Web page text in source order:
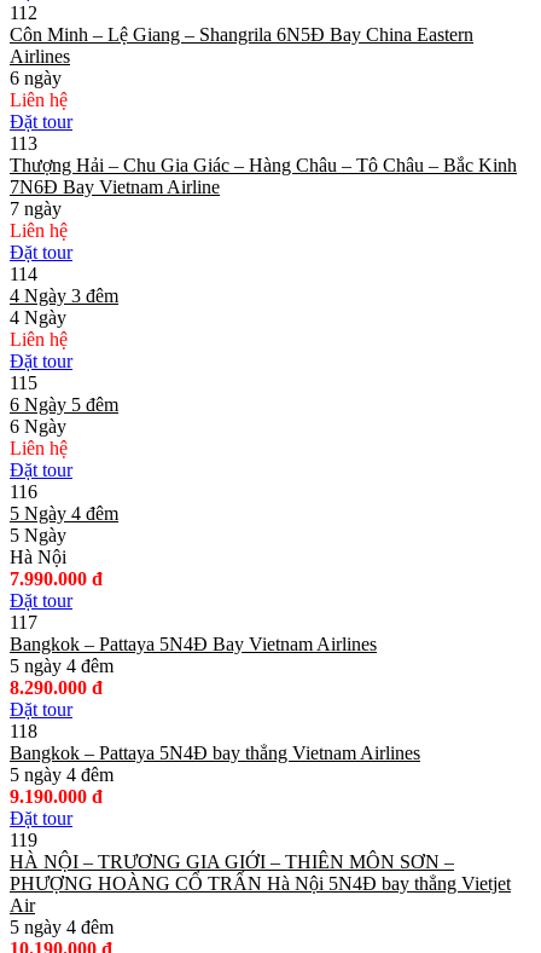
112
Côn Minh – Lệ Giang – Shangrila 6N5Đ Bay China Eastern
Airlines
6 ngày
Liên hệ
Đặt tour
113
Thượng Hải – Chu Gia Giác – Hàng Châu – Tô Châu – Bắc Kinh
7N6Đ Bay Vietnam Airline
7 ngày
Liên hệ
Đặt tour
114
4 Ngày 3 đêm
4 Ngày
Liên hệ
Đặt tour
115
6 Ngày 5 đêm
6 Ngày
Liên hệ
Đặt tour
116
5 Ngày 4 đêm
5 Ngày
Hà Nội
7.990.000 đ
Đặt tour
117
Bangkok – Pattaya 5N4Đ Bay Vietnam Airlines
5 ngày 4 đêm
8.290.000 đ
Đặt tour
118
Bangkok – Pattaya 5N4Đ bay thẳng Vietnam Airlines
5 ngày 4 đêm
9.190.000 đ
Đặt tour
119
HÀ NỘI – TRƯƠNG GIA GIỚI – THIÊN MÔN SƠN –
PHƯỢNG HOÀNG CỔ TRẤN Hà Nội 5N4Đ bay thẳng Vietjet
Air
5 ngày 4 đêm
10.190.000 đ